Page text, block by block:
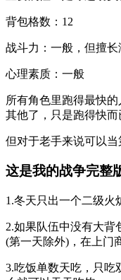
背包格数：12
战斗力：一般，但擅长
心理素质：一般
所有角色里跑得最快
其他了，只是跑得快
但对于老手来说可以当
这是我的战争完整
1.冬天只出一个二级火
2.如果队伍中没有大背
(第一天除外)，在上门
3.吃饭单数天吃，只吃